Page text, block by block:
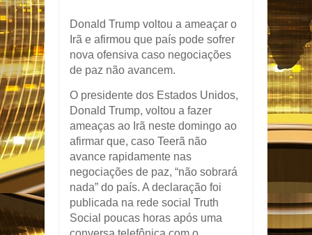
Donald Trump voltou a ameaçar o
Irã e afirmou que país pode sofrer
nova ofensiva caso negociações
de paz não avancem.
O presidente dos Estados Unidos,
Donald Trump, voltou a fazer
ameaças ao Irã neste domingo ao
afirmar que, caso Teerã não
avance rapidamente nas
negociações de paz, “não sobrará
nada” do país. A declaração foi
publicada na rede social Truth
Social poucas horas após uma